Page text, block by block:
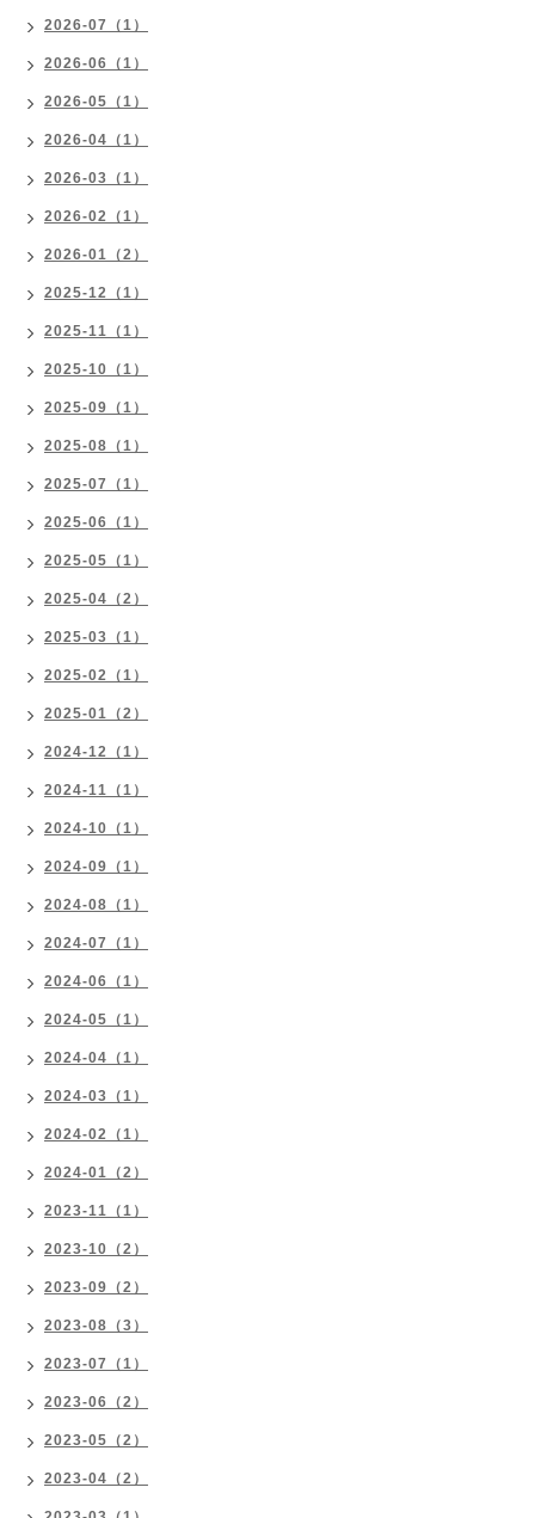
2026-07（1）
2026-06（1）
2026-05（1）
2026-04（1）
2026-03（1）
2026-02（1）
2026-01（2）
2025-12（1）
2025-11（1）
2025-10（1）
2025-09（1）
2025-08（1）
2025-07（1）
2025-06（1）
2025-05（1）
2025-04（2）
2025-03（1）
2025-02（1）
2025-01（2）
2024-12（1）
2024-11（1）
2024-10（1）
2024-09（1）
2024-08（1）
2024-07（1）
2024-06（1）
2024-05（1）
2024-04（1）
2024-03（1）
2024-02（1）
2024-01（2）
2023-11（1）
2023-10（2）
2023-09（2）
2023-08（3）
2023-07（1）
2023-06（2）
2023-05（2）
2023-04（2）